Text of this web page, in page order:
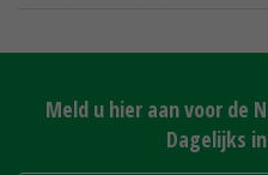
Meld u hier aan voor de
Dagelijks